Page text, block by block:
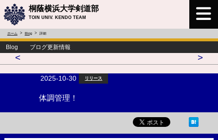
桐蔭横浜大学剣道部
TOIN UNIV. KENDO TEAM
ホーム Blog 詳細
Blog ブログ更新情報
< >
2025-10-30 リリース
体調管理！